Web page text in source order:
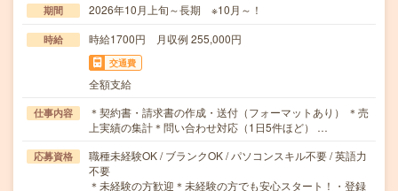
期間 2026年10月上旬～長期 ※10月～！
時給 時給1700円 月収例 255,000円
交通費
全額支給
仕事内容
＊契約書・請求書の作成・送付（フォーマットあり） ＊売
上実績の集計＊問い合わせ対応（1日5件ほど） …
応募資格
職種未経験OK / ブランクOK / パソコンスキル不要 / 英語力
不要
＊未経験の方歓迎＊未経験の方でも安心スタート！・登録